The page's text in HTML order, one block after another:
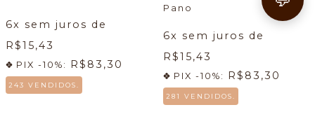
6x sem juros de
R$15,43
PIX -10%: R$83,30
243 VENDIDOS.
Pano
6x sem juros de
R$15,43
PIX -10%: R$83,30
281 VENDIDOS.